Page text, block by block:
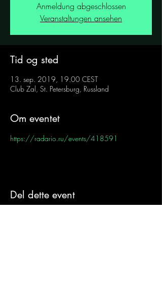
Anmeldung abgeschlossen
Veranstaltungen ansehen
Tid og sted
13. sep. 2019, 19.00 CEST
Club Zal, St. Petersburg, Russland
Om eventet
https://radario.ru/events/418591
Del dette event